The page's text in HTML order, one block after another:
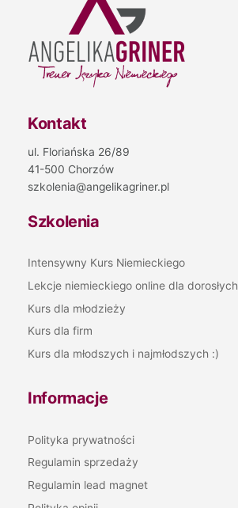
Kontakt
ul. Floriańska 26/89
41-500 Chorzów
szkolenia@angelikagriner.pl
Szkolenia
Intensywny Kurs Niemieckiego
Lekcje niemieckiego online dla dorosłych
Kurs dla młodzieży
Kurs dla firm
Kurs dla młodszych i najmłodszych :)
Informacje
Polityka prywatności
Regulamin sprzedaży
Regulamin lead magnet